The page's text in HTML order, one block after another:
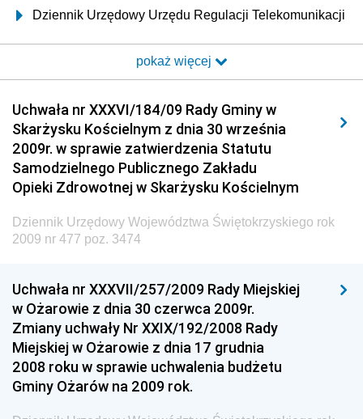
Dziennik Urzędowy Urzędu Regulacji Telekomunikacji
Dziennik Urzędowy Ministra Transportu i Budownictwa
Elektronicznej
Dziennik Urzędowy Ministra Spraw Wewnętrznych i
Administracji
Dziennik Urzędowy Ministra Transportu
Dziennik Urzędowy Ministra Budownictwa
Dziennik Urzędowy Ministra Nauki i Szkolnictwa
Dziennik Urzędowy Głównego Urzędu Miar
Dziennik Urzędowy Ministra Rolnictwa i Rozwoju Wsi
Dziennik Urzędowy Ministra Edukacji Narodowej i
Sportu
Dziennik Urzędowy Ministra Edukacji i Nauki
Dziennik Urzędowy Ministra Edukacji Narodowej
pokaż więcej
Uchwała nr XXXVI/184/09 Rady Gminy w
Skarżysku Kościelnym z dnia 30 września
2009r. w sprawie zatwierdzenia Statutu
Samodzielnego Publicznego Zakładu
Opieki Zdrowotnej w Skarżysku Kościelnym
Dziennik Urzędowy Województwa Świętokrzyskiego rok
2009 nr 477 poz. 3474
Uchwała nr XXXVII/257/2009 Rady Miejskiej
w Ożarowie z dnia 30 czerwca 2009r.
Zmiany uchwały Nr XXIX/192/2008 Rady
Miejskiej w Ożarowie z dnia 17 grudnia
2008 roku w sprawie uchwalenia budżetu
Gminy Ożarów na 2009 rok.